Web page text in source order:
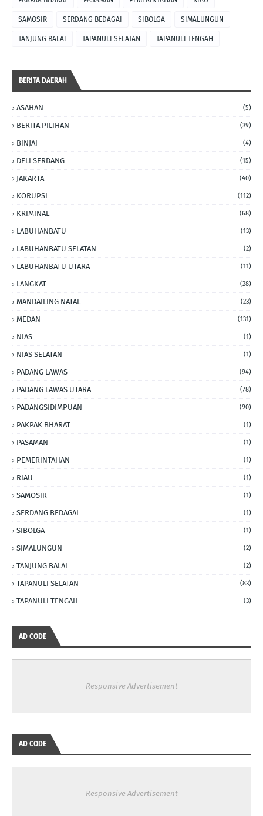
SAMOSIR SERDANG BEDAGAI SIBOLGA SIMALUNGUN
TANJUNG BALAI TAPANULI SELATAN TAPANULI TENGAH
BERITA DAERAH
ASAHAN (5)
BERITA PILIHAN (39)
BINJAI (4)
DELI SERDANG (15)
JAKARTA (40)
KORUPSI (112)
KRIMINAL (68)
LABUHANBATU (13)
LABUHANBATU SELATAN (2)
LABUHANBATU UTARA (11)
LANGKAT (28)
MANDAILING NATAL (23)
MEDAN (131)
NIAS (1)
NIAS SELATAN (1)
PADANG LAWAS (94)
PADANG LAWAS UTARA (78)
PADANGSIDIMPUAN (90)
PAKPAK BHARAT (1)
PASAMAN (1)
PEMERINTAHAN (1)
RIAU (1)
SAMOSIR (1)
SERDANG BEDAGAI (1)
SIBOLGA (1)
SIMALUNGUN (2)
TANJUNG BALAI (2)
TAPANULI SELATAN (83)
TAPANULI TENGAH (3)
AD CODE
Responsive Advertisement
AD CODE
Responsive Advertisement